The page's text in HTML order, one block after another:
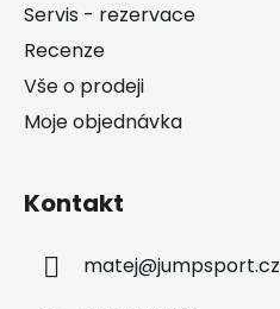
Servis - rezervace
Recenze
Vše o prodeji
Moje objednávka
Kontakt
matej@jumpsport.cz